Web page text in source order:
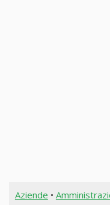
Aziende •